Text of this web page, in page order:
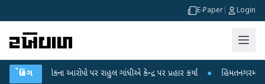
E-Paper Login
બ્રેકિંગ
આરોપો પર રાહુલ ગાંધીએ કેન્દ્ર પર પ્રહાર કર્યા ● હિંમતનગરમાં રહસ્યમય વાયરસ કે